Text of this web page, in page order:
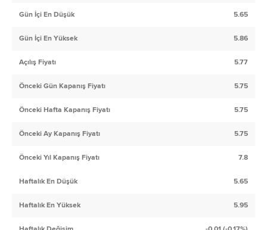
Gün İçi En Düşük 5.65
Gün İçi En Yüksek 5.86
Açılış Fiyatı 5.77
Önceki Gün Kapanış Fiyatı 5.75
Önceki Hafta Kapanış Fiyatı 5.75
Önceki Ay Kapanış Fiyatı 5.75
Önceki Yıl Kapanış Fiyatı 7.8
Haftalık En Düşük 5.65
Haftalık En Yüksek 5.95